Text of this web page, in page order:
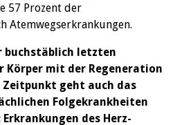
57 Prozent der
Atemwegserkrankungen.
buchstäblich letzten
mit der Regeneration
Zeitpunkt geht auch das
Folgekrankheiten
des Herz-